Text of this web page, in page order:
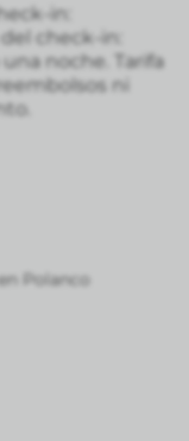
in:
check-in:
noche.
Tarifa
ni
Polanco